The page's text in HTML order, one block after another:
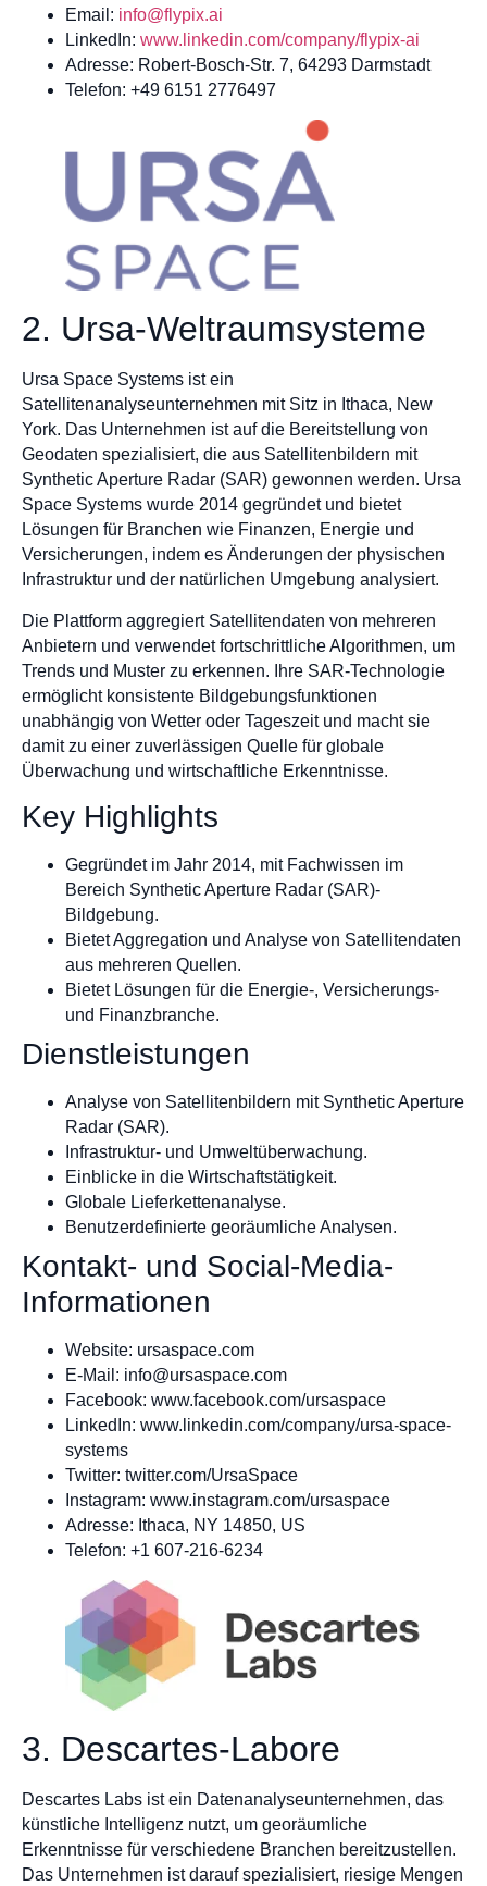
Email: info@flypix.ai
LinkedIn: www.linkedin.com/company/flypix-ai
Adresse: Robert-Bosch-Str. 7, 64293 Darmstadt
Telefon: +49 6151 2776497
2. Ursa-Weltraumsysteme
Ursa Space Systems ist ein
Satellitenanalyseunternehmen mit Sitz in Ithaca, New
York. Das Unternehmen ist auf die Bereitstellung von
Geodaten spezialisiert, die aus Satellitenbildern mit
Synthetic Aperture Radar (SAR) gewonnen werden. Ursa
Space Systems wurde 2014 gegründet und bietet
Lösungen für Branchen wie Finanzen, Energie und
Versicherungen, indem es Änderungen der physischen
Infrastruktur und der natürlichen Umgebung analysiert.
Die Plattform aggregiert Satellitendaten von mehreren
Anbietern und verwendet fortschrittliche Algorithmen, um
Trends und Muster zu erkennen. Ihre SAR-Technologie
ermöglicht konsistente Bildgebungsfunktionen
unabhängig von Wetter oder Tageszeit und macht sie
damit zu einer zuverlässigen Quelle für globale
Überwachung und wirtschaftliche Erkenntnisse.
Key Highlights
Gegründet im Jahr 2014, mit Fachwissen im
Bereich Synthetic Aperture Radar (SAR)-
Bildgebung.
Bietet Aggregation und Analyse von Satellitendaten
aus mehreren Quellen.
Bietet Lösungen für die Energie-, Versicherungs-
und Finanzbranche.
Dienstleistungen
Analyse von Satellitenbildern mit Synthetic Aperture
Radar (SAR).
Infrastruktur- und Umweltüberwachung.
Einblicke in die Wirtschaftstätigkeit.
Globale Lieferkettenanalyse.
Benutzerdefinierte georäumliche Analysen.
Kontakt- und Social-Media-
Informationen
Website: ursaspace.com
E-Mail: info@ursaspace.com
Facebook: www.facebook.com/ursaspace
LinkedIn: www.linkedin.com/company/ursa-space-
systems
Twitter: twitter.com/UrsaSpace
Instagram: www.instagram.com/ursaspace
Adresse: Ithaca, NY 14850, US
Telefon: +1 607-216-6234
3. Descartes-Labore
Descartes Labs ist ein Datenanalyseunternehmen, das
künstliche Intelligenz nutzt, um georäumliche
Erkenntnisse für verschiedene Branchen bereitzustellen.
Das Unternehmen ist darauf spezialisiert, riesige Mengen